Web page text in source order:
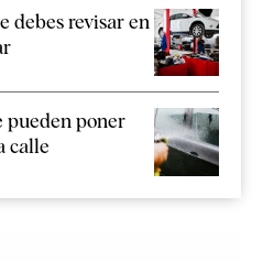
debes revisar en
pueden poner
calle